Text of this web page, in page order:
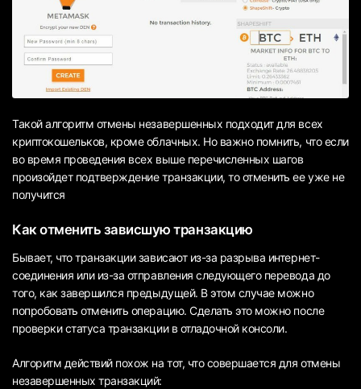
Такой алгоритм отмены незавершенных подходит для всех
криптокошельков, кроме облачных. Но важно помнить, что если
во время проведения всех выше перечисленных шагов
произойдет подтверждение транзакции, то отменить ее уже не
получится
Как отменить зависшую транзакцию
Бывает, что транзакции зависают из-за разрыва интернет-
соединения или из-за отправления следующего перевода до
того, как завершился предыдущей. В этом случае можно
попробовать отменить операцию. Сделать это можно после
проверки статуса транзакции в отладочной консоли.
Алгоритм действий похож на тот, что совершается для отмены
незавершенных транзакций: